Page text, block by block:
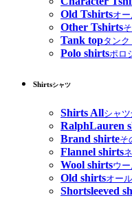
Old Tshirtsオ
Other Tshirts
Tank topタン
Polo shirtsポロ
Shirtsシャツ
Shirts Allシャ
RalphLauren
Brand shirteそ
Flannel shirts
Wool shirtsウ
Old shirtsオー
Shortsleeved